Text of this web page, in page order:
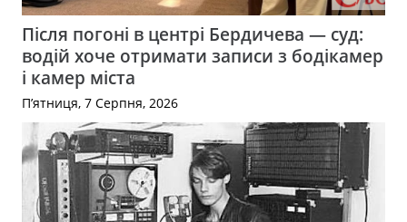
Після погоні в центрі Бердичева — суд:
водій хоче отримати записи з бодікамер
і камер міста
П’ятниця, 7 Серпня, 2026